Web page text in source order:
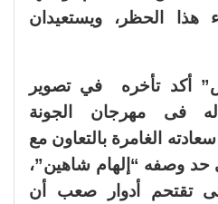
هذا الحظر، ويستعيدان
أكد تأخره في تصوير
فى مهرجان الجونة
الغامرة بالتعاون مع
حد وصفه “إلهام شاهين”،
تقتحم أدوار صعب أن